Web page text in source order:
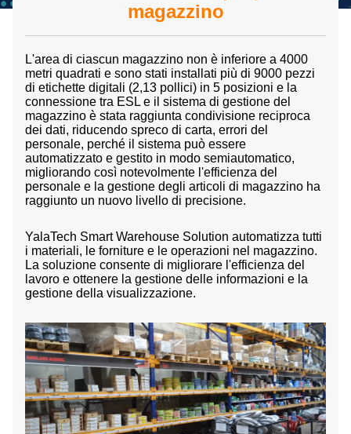
magazzino
L'area di ciascun magazzino non è inferiore a 4000
metri quadrati e sono stati installati più di 9000 pezzi
di etichette digitali (2,13 pollici) in 5 posizioni e la
connessione tra ESL e il sistema di gestione del
magazzino è stata raggiunta condivisione reciproca
dei dati, riducendo spreco di carta, errori del
personale, perché il sistema può essere
automatizzato e gestito in modo semiautomatico,
migliorando così notevolmente l'efficienza del
personale e la gestione degli articoli di magazzino ha
raggiunto un nuovo livello di precisione.
YalaTech Smart Warehouse Solution automatizza tutti
i materiali, le forniture e le operazioni nel magazzino.
La soluzione consente di migliorare l'efficienza del
lavoro e ottenere la gestione delle informazioni e la
gestione della visualizzazione.